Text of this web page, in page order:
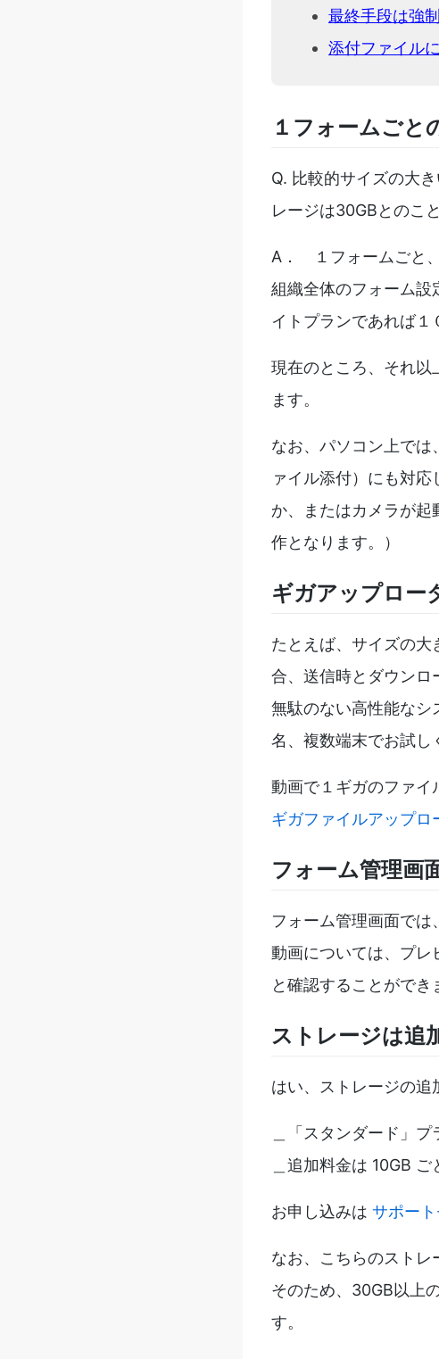
最終手段は強
添付ファイル
１フォームごと
Q. 比較的サイズの大
レージは30GBとのこ
A． １フォームごと
組織全体のフォーム設
イトプランであれば１
現在のところ、それ以
ます。
なお、パソコン上では
ァイル添付）にも対
か、またはカメラが起
作となります。）
ギガアップロー
たとえば、サイズの
合、送信時とダウンロ
無駄のない高性能なシ
名、複数端末でお試し
動画で１ギガのファイ
ギガファイルアップロ
フォーム管理画
フォーム管理画面では
動画については、プレ
と確認することができ
ストレージは追
はい、ストレージの追
＿「スタンダード」
＿追加料金は 10GB
お申し込みは サポー
なお、こちらのストレ
そのため、30GB以上
す。